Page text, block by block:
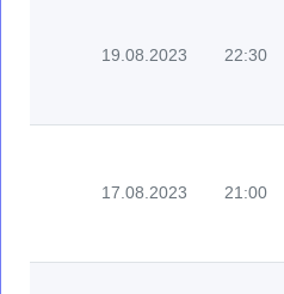
19.08.2023 22:30
17.08.2023 21:00